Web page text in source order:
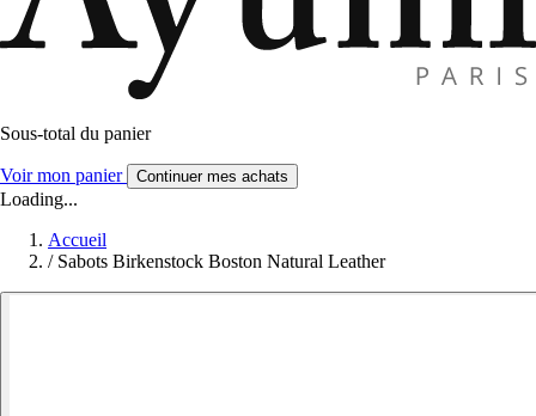
Sous-total du panier
Voir mon panier Continuer mes achats
Loading...
Accueil
/ Sabots Birkenstock Boston Natural Leather